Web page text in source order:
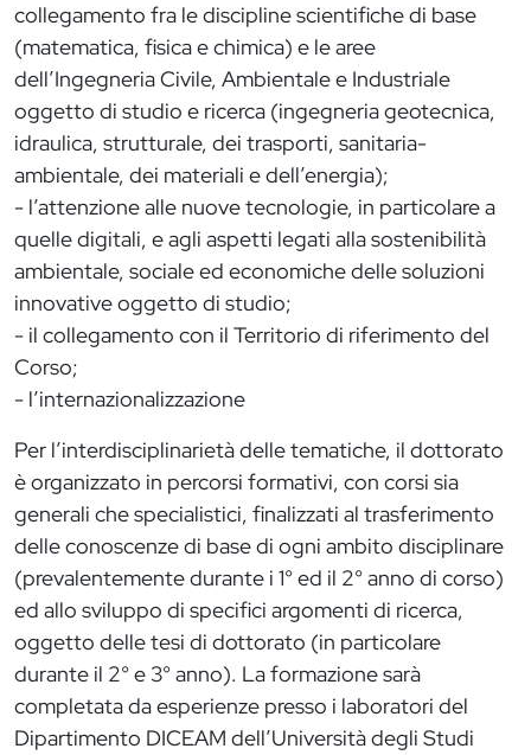
collegamento fra le discipline scientifiche di base
(matematica, fisica e chimica) e le aree
dell’Ingegneria Civile, Ambientale e Industriale
oggetto di studio e ricerca (ingegneria geotecnica,
idraulica, strutturale, dei trasporti, sanitaria-
ambientale, dei materiali e dell’energia);
- l’attenzione alle nuove tecnologie, in particolare a
quelle digitali, e agli aspetti legati alla sostenibilità
ambientale, sociale ed economiche delle soluzioni
innovative oggetto di studio;
- il collegamento con il Territorio di riferimento del
Corso;
- l’internazionalizzazione
Per l’interdisciplinarietà delle tematiche, il dottorato
è organizzato in percorsi formativi, con corsi sia
generali che specialistici, finalizzati al trasferimento
delle conoscenze di base di ogni ambito disciplinare
(prevalentemente durante i 1° ed il 2° anno di corso)
ed allo sviluppo di specifici argomenti di ricerca,
oggetto delle tesi di dottorato (in particolare
durante il 2° e 3° anno). La formazione sarà
completata da esperienze presso i laboratori del
Dipartimento DICEAM dell’Università degli Studi